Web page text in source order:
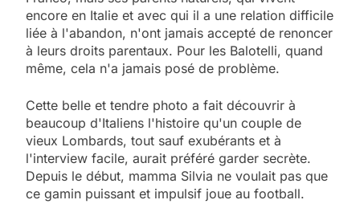
encore en Italie et avec qui il a une relation difficile
liée à l'abandon, n'ont jamais accepté de renoncer
à leurs droits parentaux. Pour les Balotelli, quand
même, cela n'a jamais posé de problème.
Cette belle et tendre photo a fait découvrir à
beaucoup d'Italiens l'histoire qu'un couple de
vieux Lombards, tout sauf exubérants et à
l'interview facile, aurait préféré garder secrète.
Depuis le début, mamma Silvia ne voulait pas que
ce gamin puissant et impulsif joue au football.